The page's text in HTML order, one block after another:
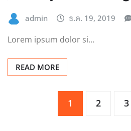
admin ธ.ค. 19, 2019
Lorem ipsum dolor si…
READ MORE
1 2 3